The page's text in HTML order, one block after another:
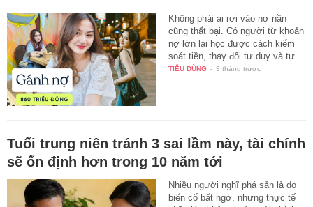
Không phải ai rơi vào nợ nần
cũng thất bại. Có người từ khoản
nợ lớn lại học được cách kiểm
soát tiền, thay đổi tư duy và tự…
TIÊU DÙNG - 3 tháng trước
Tuổi trung niên tránh 3 sai lầm này, tài chính
sẽ ổn định hơn trong 10 năm tới
Nhiều người nghĩ phá sản là do
biến cố bất ngờ, nhưng thực tế